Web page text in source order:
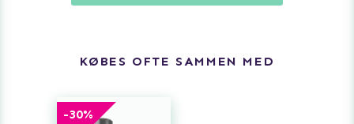
KØBES OFTE SAMMEN MED
-30%